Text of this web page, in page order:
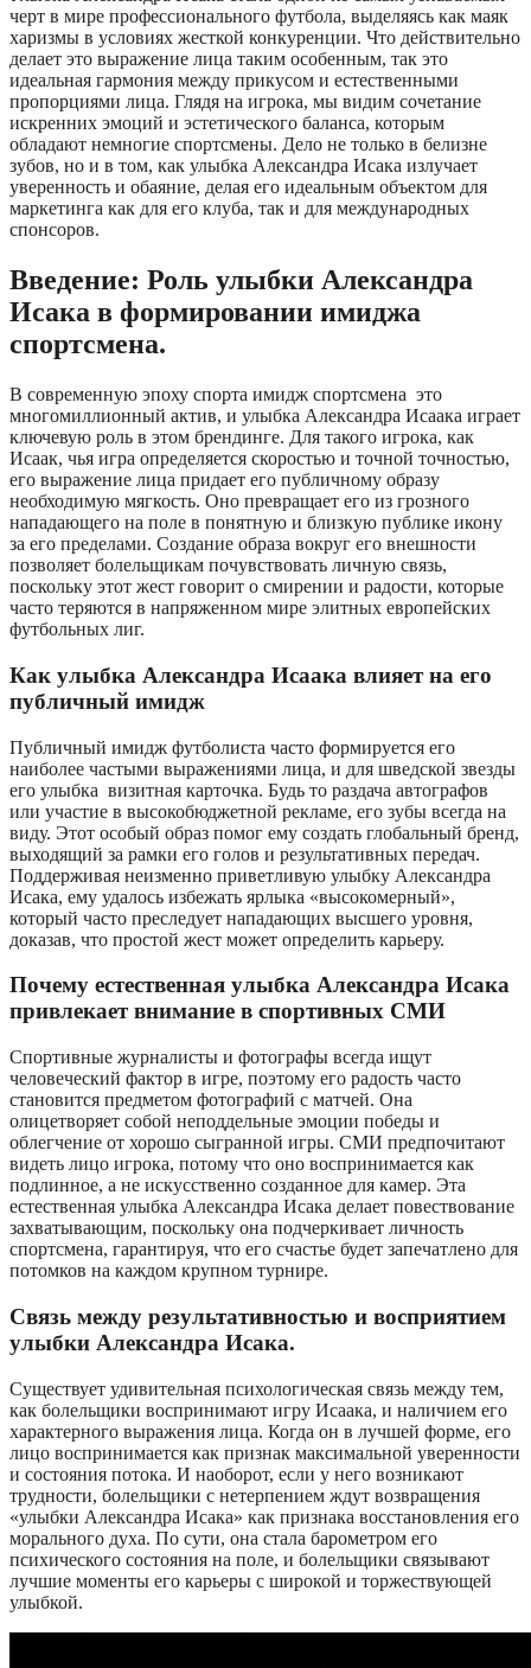
черт в мире профессионального футбола, выделяясь как маяк
харизмы в условиях жесткой конкуренции. Что действительно
делает это выражение лица таким особенным, так это
идеальная гармония между прикусом и естественными
пропорциями лица. Глядя на игрока, мы видим сочетание
искренних эмоций и эстетического баланса, которым
обладают немногие спортсмены. Дело не только в белизне
зубов, но и в том, как улыбка Александра Исака излучает
уверенность и обаяние, делая его идеальным объектом для
маркетинга как для его клуба, так и для международных
спонсоров.
Введение: Роль улыбки Александра
Исака в формировании имиджа
спортсмена.
В современную эпоху спорта имидж спортсмена это
многомиллионный актив, и улыбка Александра Исаака играет
ключевую роль в этом брендинге. Для такого игрока, как
Исаак, чья игра определяется скоростью и точной точностью,
его выражение лица придает его публичному образу
необходимую мягкость. Оно превращает его из грозного
нападающего на поле в понятную и близкую публике икону
за его пределами. Создание образа вокруг его внешности
позволяет болельщикам почувствовать личную связь,
поскольку этот жест говорит о смирении и радости, которые
часто теряются в напряженном мире элитных европейских
футбольных лиг.
Как улыбка Александра Исаака влияет на его
публичный имидж
Публичный имидж футболиста часто формируется его
наиболее частыми выражениями лица, и для шведской звезды
его улыбка визитная карточка. Будь то раздача автографов
или участие в высокобюджетной рекламе, его зубы всегда на
виду. Этот особый образ помог ему создать глобальный бренд,
выходящий за рамки его голов и результативных передач.
Поддерживая неизменно приветливую улыбку Александра
Исака, ему удалось избежать ярлыка «высокомерный»,
который часто преследует нападающих высшего уровня,
доказав, что простой жест может определить карьеру.
Почему естественная улыбка Александра Исака
привлекает внимание в спортивных СМИ
Спортивные журналисты и фотографы всегда ищут
человеческий фактор в игре, поэтому его радость часто
становится предметом фотографий с матчей. Она
олицетворяет собой неподдельные эмоции победы и
облегчение от хорошо сыгранной игры. СМИ предпочитают
видеть лицо игрока, потому что оно воспринимается как
подлинное, а не искусственно созданное для камер. Эта
естественная улыбка Александра Исака делает повествование
захватывающим, поскольку она подчеркивает личность
спортсмена, гарантируя, что его счастье будет запечатлено для
потомков на каждом крупном турнире.
Связь между результативностью и восприятием
улыбки Александра Исака.
Существует удивительная психологическая связь между тем,
как болельщики воспринимают игру Исаака, и наличием его
характерного выражения лица. Когда он в лучшей форме, его
лицо воспринимается как признак максимальной уверенности
и состояния потока. И наоборот, если у него возникают
трудности, болельщики с нетерпением ждут возвращения
«улыбки Александра Исака» как признака восстановления его
морального духа. По сути, она стала барометром его
психического состояния на поле, и болельщики связывают
лучшие моменты его карьеры с широкой и торжествующей
улыбкой.